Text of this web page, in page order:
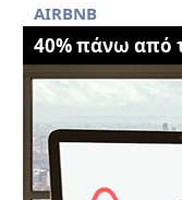
ΑΙRBNB
40% πάνω από